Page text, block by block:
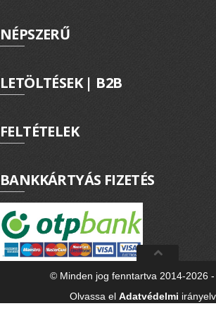
NÉPSZERŰ
LETÖLTÉSEK | B2B
FELTÉTELEK
BANKKÁRTYÁS FIZETÉS
© Minden jog fenntartva 2014-2026 -
Olvassa el Adatvédelmi